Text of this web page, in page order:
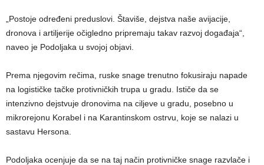
„Postoje određeni preduslovi. Štaviše, dejstva naše avijacije,
dronova i artiljerije očigledno pripremaju takav razvoj događaja“,
naveo je Podoljaka u svojoj objavi.
Prema njegovim rečima, ruske snage trenutno fokusiraju napade
na logističke tačke protivničkih trupa u gradu. Ističe da se
intenzivno dejstvuje dronovima na ciljeve u gradu, posebno u
mikrorejonu Korabel i na Karantinskom ostrvu, koje se nalazi u
sastavu Hersona.
Podoljaka ocenjuje da se na taj način protivničke snage razvlače i